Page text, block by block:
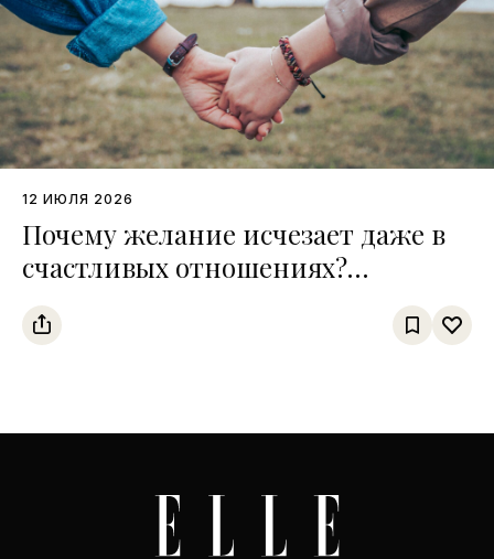
12 ИЮЛЯ 2026
Почему желание исчезает даже в
счастливых отношениях?
Интервью с сексологом Сардором
Дурсуновым